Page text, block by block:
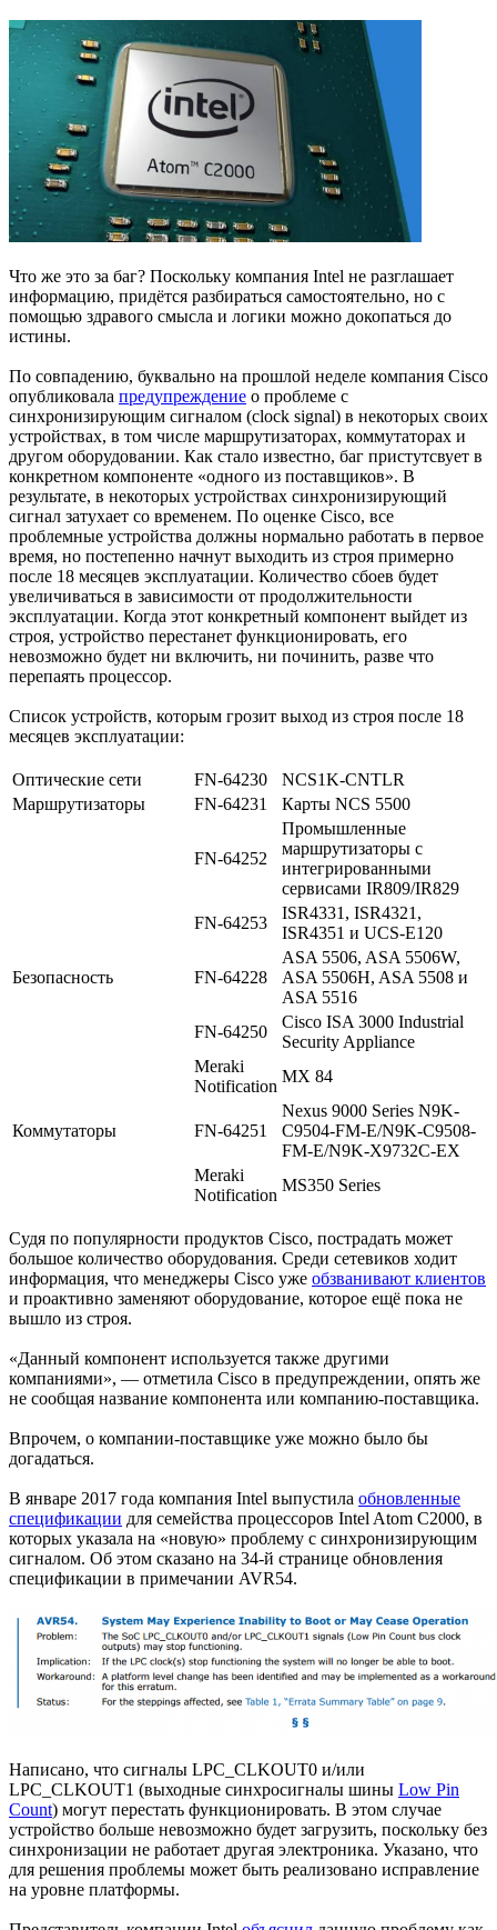
Что же это за баг? Поскольку компания Intel не разглашает
информацию, придётся разбираться самостоятельно, но с
помощью здравого смысла и логики можно докопаться до
истины.
По совпадению, буквально на прошлой неделе компания Cisco
опубликовала предупреждение о проблеме с
синхронизирующим сигналом (clock signal) в некоторых своих
устройствах, в том числе маршрутизаторах, коммутаторах и
другом оборудовании. Как стало известно, баг пристутсвует в
конкретном компоненте «одного из поставщиков». В
результате, в некоторых устройствах синхронизирующий
сигнал затухает со временем. По оценке Cisco, все
проблемные устройства должны нормально работать в первое
время, но постепенно начнут выходить из строя примерно
после 18 месяцев эксплуатации. Количество сбоев будет
увеличиваться в зависимости от продолжительности
эксплуатации. Когда этот конкретный компонент выйдет из
строя, устройство перестанет функционировать, его
невозможно будет ни включить, ни починить, разве что
перепаять процессор.
Список устройств, которым грозит выход из строя после 18
месяцев эксплуатации:
Оптические сети FN-64230
NCS1K-CNTLR
Маршрутизаторы
FN-64231 Карты NCS 5500
FN-64252
Промышленные
маршрутизаторы с
интегрированными
сервисами IR809/IR829
FN-64253
ISR4331, ISR4321,
ISR4351 и UCS-E120
Безопасность FN-64228
ASA 5506, ASA 5506W,
ASA 5506H, ASA 5508 и
ASA 5516
FN-64250
Cisco ISA 3000 Industrial
Security Appliance
Meraki
Notification
MX 84
Коммутаторы FN-64251
Nexus 9000 Series N9K-
C9504-FM-E/N9K-C9508-
FM-E/N9K-X9732C-EX
Meraki
Notification
MS350 Series
Судя по популярности продуктов Cisco, пострадать может
большое количество оборудования. Среди сетевиков ходит
информация, что менеджеры Cisco уже обзванивают клиентов
и проактивно заменяют оборудование, которое ещё пока не
вышло из строя.
«Данный компонент используется также другими
компаниями», — отметила Cisco в предупреждении, опять же
не сообщая название компонента или компанию-поставщика.
Впрочем, о компании-поставщике уже можно было бы
догадаться.
В январе 2017 года компания Intel выпустила обновленные
спецификации для семейства процессоров Intel Atom C2000, в
которых указала на «новую» проблему с синхронизирующим
сигналом. Об этом сказано на 34-й странице обновления
спецификации в примечании AVR54.
Написано, что сигналы LPC_CLKOUT0 и/или
LPC_CLKOUT1 (выходные синхросигналы шины Low Pin
Count) могут перестать функционировать. В этом случае
устройство больше невозможно будет загрузить, поскольку без
синхронизации не работает другая электроника. Указано, что
для решения проблемы может быть реализовано исправление
на уровне платформы.